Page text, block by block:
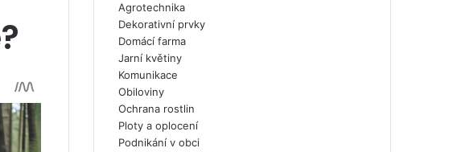
Agrotechnika
Dekorativní prvky
Domácí farma
Jarní květiny
Komunikace
Obiloviny
Ochrana rostlin
Ploty a oplocení
Podnikání v obci